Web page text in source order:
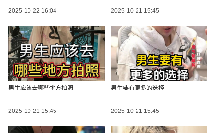
2025-10-22 16:04 2025-10-21 15:45
男生应该去哪些地方拍照
2025-10-21 15:45
男生要有更多的选择
2025-10-21 15:45